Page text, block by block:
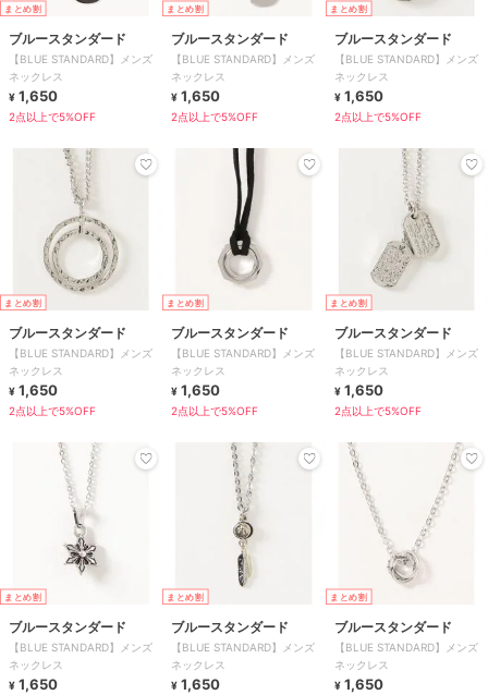
まとめ割
ブルースタンダード
【BLUE STANDARD】メンズ
ネックレス
¥ 1,650
2点以上で5%OFF
まとめ割
ブルースタンダード
【BLUE STANDARD】メンズ
ネックレス
¥ 1,650
2点以上で5%OFF
まとめ割
ブルースタンダード
【BLUE STANDARD】メンズ
ネックレス
¥ 1,650
2点以上で5%OFF
まとめ割
ブルースタンダード
【BLUE STANDARD】メンズ
ネックレス
¥ 1,650
2点以上で5%OFF
まとめ割
ブルースタンダード
【BLUE STANDARD】メンズ
ネックレス
¥ 1,650
2点以上で5%OFF
まとめ割
ブルースタンダード
【BLUE STANDARD】メンズ
ネックレス
¥ 1,650
2点以上で5%OFF
まとめ割
ブルースタンダード
【BLUE STANDARD】メンズ
ネックレス
¥ 1,650
まとめ割
ブルースタンダード
【BLUE STANDARD】メンズ
ネックレス
¥ 1,650
まとめ割
ブルースタンダード
【BLUE STANDARD】メンズ
ネックレス
¥ 1,650